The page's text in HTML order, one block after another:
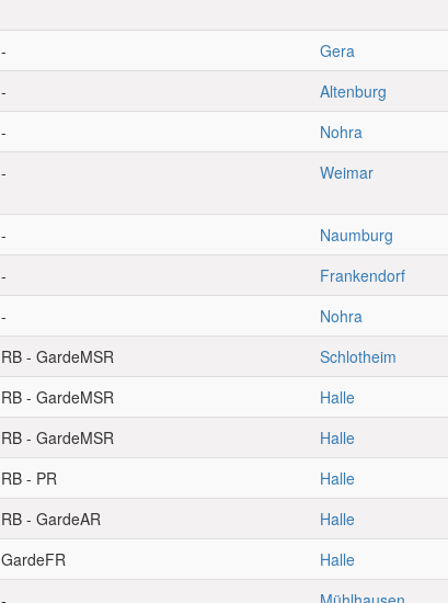
-
Gera
-
Altenburg
-
Nohra
- Weimar
-
Naumburg
-
Frankendorf
-
Nohra
RB - GardeMSR
Schlotheim
RB - GardeMSR
Halle
RB - GardeMSR
Halle
RB - PR
Halle
RB - GardeAR
Halle
GardeFR
Halle